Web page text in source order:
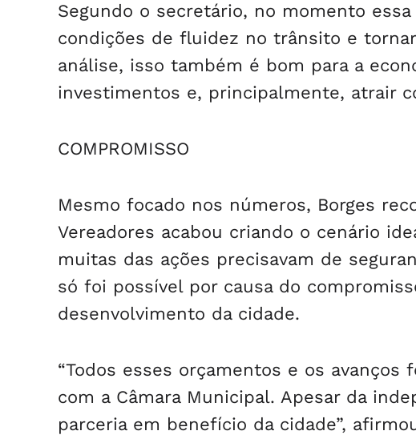
Segundo o secretário, no momento
condições de fluidez no trânsito e
análise, isso também é bom para a
investimentos e, principalmente, atrair
COMPROMISSO
Mesmo focado nos números, Borges
Vereadores acabou criando o cenário
muitas das ações precisavam de
só foi possível por causa do
desenvolvimento da cidade.
“Todos esses orçamentos e os
com a Câmara Municipal. Apesar da
parceria em benefício da cidade”,